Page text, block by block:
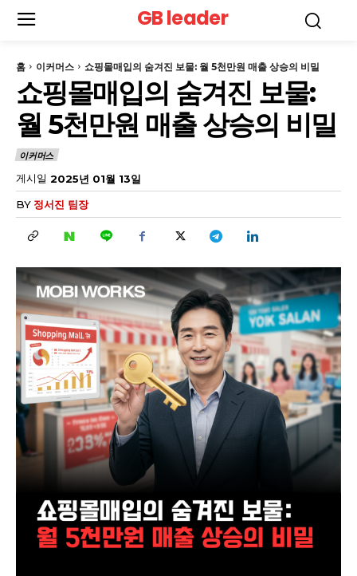
GB leader
홈 이커머스 쇼핑몰매입의 숨겨진 보물: 월 5천만원 매출 상승의 비밀
쇼핑몰매입의 숨겨진 보물:
월 5천만원 매출 상승의 비밀
이커머스
게시일 2025년 01월 13일
BY 정서진 팀장